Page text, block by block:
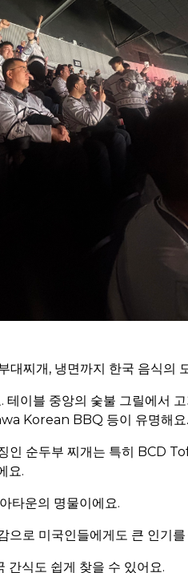
찌개, 냉면까지 한국 음식의
테이블 중앙의 숯불 그릴에서
Korean BBQ 등이 유명해요.
인 순두부 찌개는 특히 BCD
요.
타운의 명물이에요.
으로 미국인들에게도 큰 인기를
간식도 쉽게 찾을 수 있어요.